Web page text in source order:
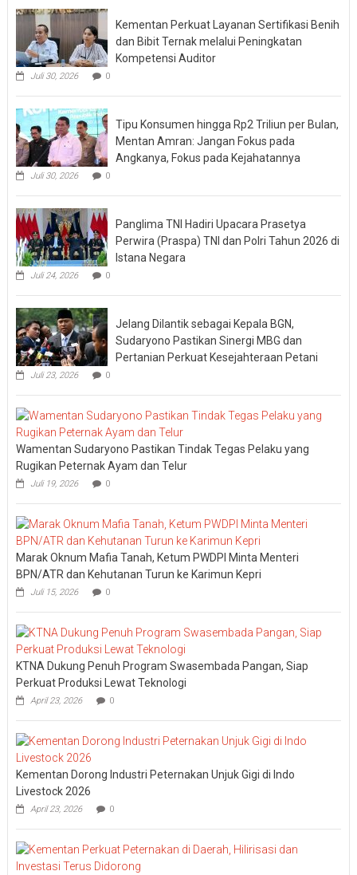
Kementan Perkuat Layanan Sertifikasi Benih
dan Bibit Ternak melalui Peningkatan
Kompetensi Auditor
Juli 30, 2026 0
Tipu Konsumen hingga Rp2 Triliun per Bulan,
Mentan Amran: Jangan Fokus pada
Angkanya, Fokus pada Kejahatannya
Juli 30, 2026 0
Panglima TNI Hadiri Upacara Prasetya
Perwira (Praspa) TNI dan Polri Tahun 2026 di
Istana Negara
Juli 24, 2026 0
Jelang Dilantik sebagai Kepala BGN,
Sudaryono Pastikan Sinergi MBG dan
Pertanian Perkuat Kesejahteraan Petani
Juli 23, 2026 0
Wamentan Sudaryono Pastikan Tindak Tegas Pelaku yang
Rugikan Peternak Ayam dan Telur
Juli 19, 2026 0
Marak Oknum Mafia Tanah, Ketum PWDPI Minta Menteri
BPN/ATR dan Kehutanan Turun ke Karimun Kepri
Juli 15, 2026 0
KTNA Dukung Penuh Program Swasembada Pangan, Siap
Perkuat Produksi Lewat Teknologi
April 23, 2026 0
Kementan Dorong Industri Peternakan Unjuk Gigi di Indo
Livestock 2026
April 23, 2026 0